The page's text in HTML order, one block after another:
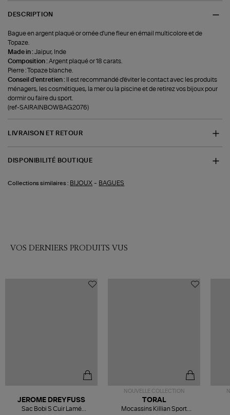
DESCRIPTION
Bague en argent plaqué or ornée d'une fleur en émail multicolore et de
Topaze.
Made in :Jaipur, Inde
Composition :Argent plaqué or 18 carats.
Pierre : Topaze blanche.
Conseil d'entretien :
Il est recommandé d'éviter le contact avec les produits
ménagers, les cosmétiques, la mer ou la piscine et de retirez vos bijoux pour
dormir ou faire du sport.
(ref-SAIRAINBOWBAG2076)
LIVRAISON ET RETOUR
DISPONIBILITÉ BOUTIQUE
Collections similaires : BIJOUX - BAGUES
VOS DERNIERS PRODUITS VUS
JEROME DREYFUSS
Sac Bobi S Cuir Lamé
NOUVELLE COLLECTION
TORAL
Mocassins Killian Sport